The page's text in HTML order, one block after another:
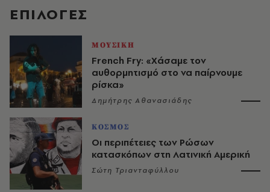
EΠΙΛΟΓΈΣ
ΜΟΥΣΙΚΗ
French Fry: «Χάσαμε τον
αυθορμητισμό στο να παίρνουμε
ρίσκα»
Δημήτρης Αθανασιάδης
ΚΟΣΜΟΣ
Οι περιπέτειες των Ρώσων
κατασκόπων στη Λατινική Αμερική
Σώτη Τριανταφύλλου